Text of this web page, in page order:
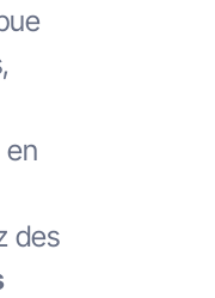
en
des